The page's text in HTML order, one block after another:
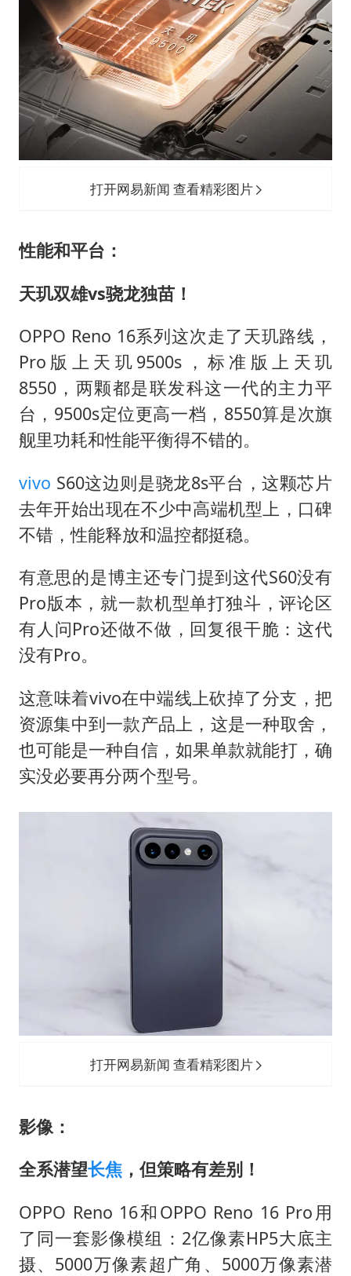
打开网易新闻 查看精彩图片
性能和平台：
天玑双雄vs骁龙独苗！
OPPO Reno 16系列这次走了天玑路线，
Pro版上天玑9500s，标准版上天玑
8550，两颗都是联发科这一代的主力平
台，9500s定位更高一档，8550算是次旗
舰里功耗和性能平衡得不错的。
vivo S60这边则是骁龙8s平台，这颗芯片
去年开始出现在不少中高端机型上，口碑
不错，性能释放和温控都挺稳。
有意思的是博主还专门提到这代S60没有
Pro版本，就一款机型单打独斗，评论区
有人问Pro还做不做，回复很干脆：这代
没有Pro。
这意味着vivo在中端线上砍掉了分支，把
资源集中到一款产品上，这是一种取舍，
也可能是一种自信，如果单款就能打，确
实没必要再分两个型号。
打开网易新闻 查看精彩图片
影像：
全系潜望长焦，但策略有差别！
OPPO Reno 16和OPPO Reno 16 Pro用
了同一套影像模组：2亿像素HP5大底主
摄、5000万像素超广角、5000万像素潜